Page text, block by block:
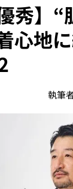
秀】“
心地
執筆